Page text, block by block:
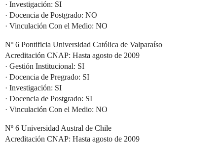
· Investigación: SI
· Docencia de Postgrado: NO
· Vinculación Con el Medio: NO
Nº 6 Pontificia Universidad Católica de Valparaíso
Acreditación CNAP: Hasta agosto de 2009
· Gestión Institucional: SI
· Docencia de Pregrado: SI
· Investigación: SI
· Docencia de Postgrado: SI
· Vinculación Con el Medio: NO
Nº 6 Universidad Austral de Chile
Acreditación CNAP: Hasta agosto de 2009